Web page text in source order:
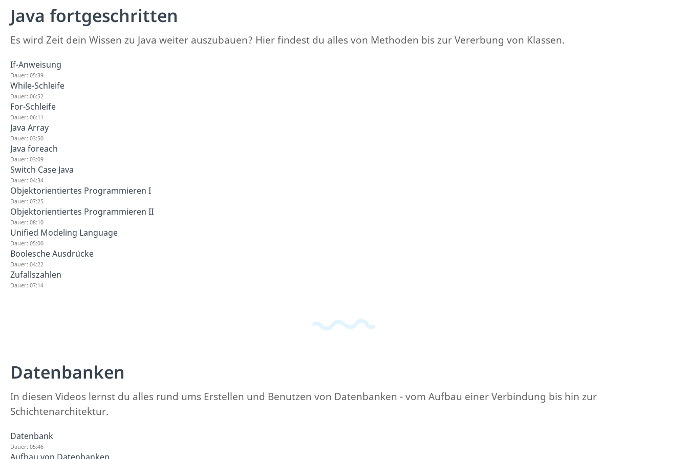
Java fortgeschritten
Es wird Zeit dein Wissen zu Java weiter auszubauen? Hier findest du alles von Methoden bis zur Vererbung von Klassen.
If-Anweisung
Dauer: 05:39
While-Schleife
Dauer: 06:52
For-Schleife
Dauer: 06:11
Java Array
Dauer: 03:50
Java foreach
Dauer: 03:09
Switch Case Java
Dauer: 04:34
Objektorientiertes Programmieren I
Dauer: 07:25
Objektorientiertes Programmieren II
Dauer: 08:10
Unified Modeling Language
Dauer: 05:00
Boolesche Ausdrücke
Dauer: 04:22
Zufallszahlen
Dauer: 07:14
Datenbanken
In diesen Videos lernst du alles rund ums Erstellen und Benutzen von Datenbanken - vom Aufbau einer Verbindung bis hin zur
Schichtenarchitektur.
Datenbank
Dauer: 05:46
Aufbau von Datenbanken